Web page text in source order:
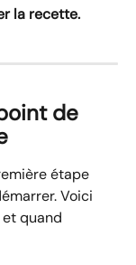
la recette.
de
étape
Voici
quand